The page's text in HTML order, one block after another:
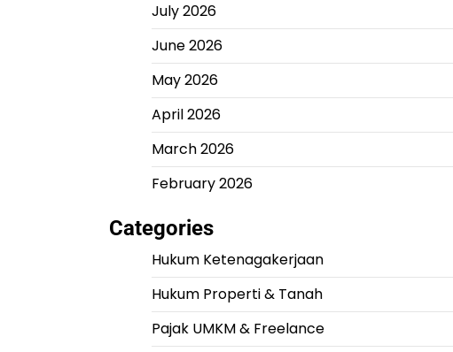
July 2026
June 2026
May 2026
April 2026
March 2026
February 2026
Categories
Hukum Ketenagakerjaan
Hukum Properti & Tanah
Pajak UMKM & Freelance